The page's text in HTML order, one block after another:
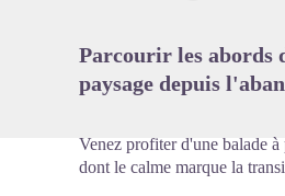
Parcourir les abords
paysage depuis
Venez profiter d'une balade
dont le calme marque la